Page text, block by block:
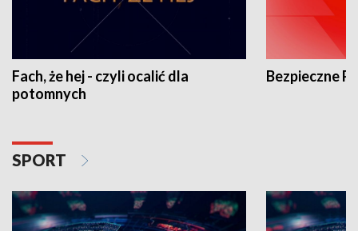
Fach, że hej - czyli ocalić dla
potomnych
Bezpieczne
SPORT